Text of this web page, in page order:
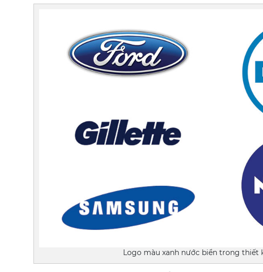
Logo màu xanh nước biển trong thiết